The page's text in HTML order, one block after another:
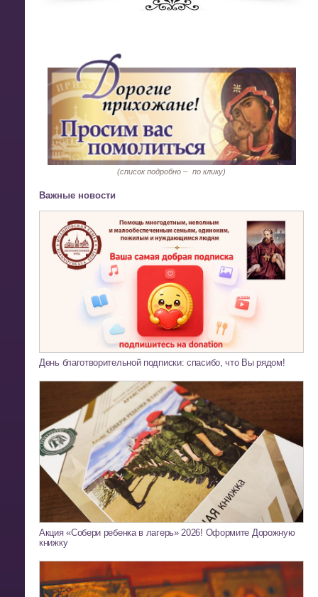
(список подробно – по клику)
Важные новости
День благотворительной подписки: спасибо, что Вы рядом!
Акция «Собери ребенка в лагерь» 2026! Оформите Дорожную
книжку